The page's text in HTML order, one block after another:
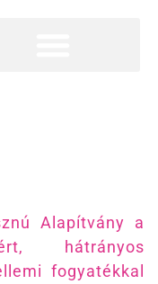
Alapítvány a
hátrányos
fogyatékkal